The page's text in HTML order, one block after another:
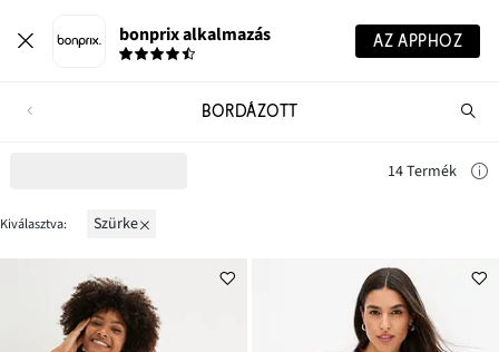
bonprix alkalmazás AZ APPHOZ
BORDÁZOTT
14 Termék
Kiválasztva: szürke